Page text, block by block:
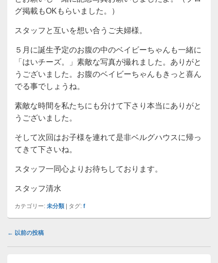
グ掲載もOKもらいました。）
スタッフと互いを想い合うご夫婦様。
５月に誕生予定のお腹の中のベイビーちゃんも一緒に
「はいチーズ。」素敵な写真が撮れました。ありがと
うございました。お腹のベイビーちゃんもきっと喜ん
でる事でしょうね。
素敵な時間を私たちにも分けて下さり本当にありがと
うございました。
そして次回はお子様を連れて是非ベルグハウスに帰っ
てきて下さいね。
スタッフ一同心よりお待ちしております。
スタッフ清水
カテゴリー: 未分類 タグ: f
← 以前の投稿